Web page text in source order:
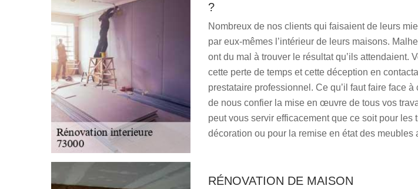
?
Nombreux de nos clients qui faisaient de leurs
par eux-mêmes l’intérieur de leurs maisons.
ont du mal à trouver le résultat qu’ils attendaient.
cette perte de temps et cette déception en
prestataire professionnel. Ce qu’il faut faire face à
de nous confier la mise en œuvre de tous vos
peut vous servir efficacement que ce soit pour les
décoration ou pour la remise en état des meubles
RÉNOVATION DE MAISON